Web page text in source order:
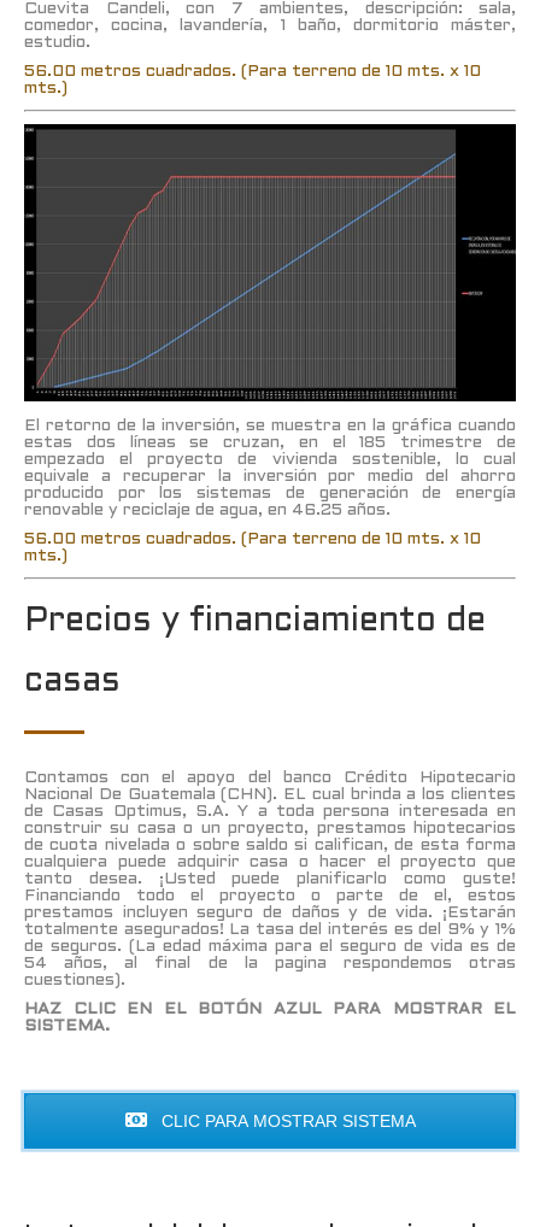
Cuevita Candeli, con 7 ambientes, descripción: sala,
comedor, cocina, lavandería, 1 baño, dormitorio máster,
estudio.
56.00 metros cuadrados. (Para terreno de 10 mts. x 10
mts.)
El retorno de la inversión, se muestra en la gráfica cuando
estas dos líneas se cruzan, en el 185 trimestre de
empezado el proyecto de vivienda sostenible, lo cual
equivale a recuperar la inversión por medio del ahorro
producido por los sistemas de generación de energía
renovable y reciclaje de agua, en 46.25 años.
56.00 metros cuadrados. (Para terreno de 10 mts. x 10
mts.)
Precios y financiamiento de
casas
Contamos con el apoyo del banco Crédito Hipotecario
Nacional De Guatemala (CHN). EL cual brinda a los clientes
de Casas Optimus, S.A. Y a toda persona interesada en
construir su casa o un proyecto, prestamos hipotecarios
de cuota nivelada o sobre saldo si califican, de esta forma
cualquiera puede adquirir casa o hacer el proyecto que
tanto desea. ¡Usted puede planificarlo como guste!
Financiando todo el proyecto o parte de el, estos
prestamos incluyen seguro de daños y de vida. ¡Estarán
totalmente asegurados! La tasa del interés es del 9% y 1%
de seguros. (La edad máxima para el seguro de vida es de
54 años, al final de la pagina respondemos otras
cuestiones).
HAZ CLIC EN EL BOTÓN AZUL PARA MOSTRAR EL
SISTEMA.
CLIC PARA MOSTRAR SISTEMA